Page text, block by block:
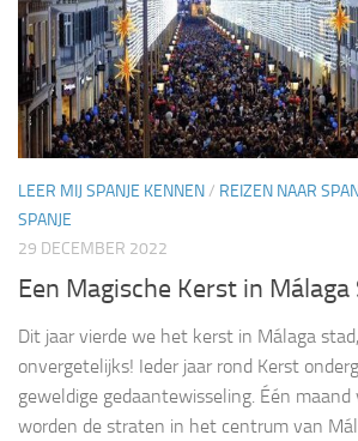
LEER MIJ SPANJE KENNEN/ REIZEN NAAR
SPANJE
29 DECEMBER 2022
Een Magische Kerst in Málaga
Dit jaar vierde we het kerst in Málaga
onvergetelijks! Ieder jaar rond Kerst
geweldige gedaantewisseling. Één maand
worden de straten in het centrum van